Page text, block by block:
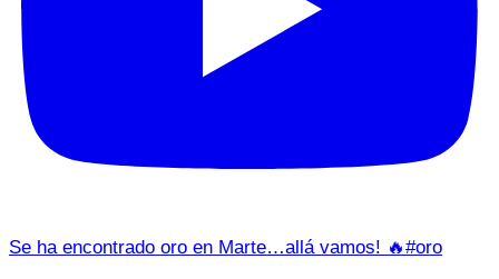
Se ha encontrado oro en Marte…allá vamos! 🔥#oro